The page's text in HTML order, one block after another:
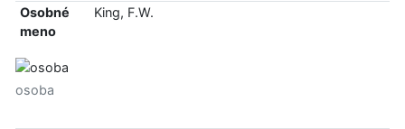
Osobné
meno
King, F.W.
osoba